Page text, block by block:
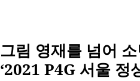
그림 영재를 넘어
‘2021 P4G 서울 정